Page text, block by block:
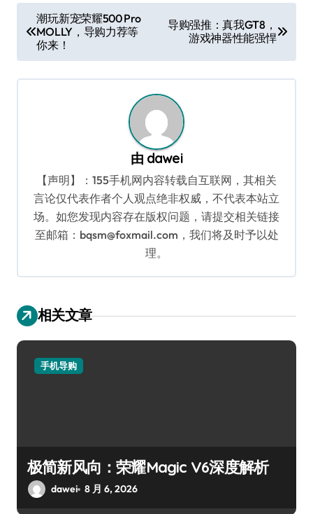
章
导
航
潮玩新宠荣耀500 Pro
MOLLY，导购力荐等
你来！
导购强推：真我GT8，
游戏神器性能强悍
由 dawei
【声明】：155手机网内容转载自互联网，其相关
言论仅代表作者个人观点绝非权威，不代表本站立
场。如您发现内容存在版权问题，请提交相关链接
至邮箱：bqsm@foxmail.com，我们将及时予以处
理。
相关文章
手机导购
极简新风向：荣耀Magic V6深度解析
dawei 8 月 6, 2026